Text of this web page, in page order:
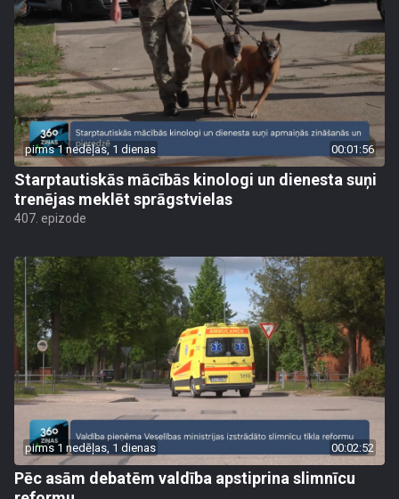
pirms 1 nedēļas, 1 dienas 00:01:56
Starptautiskās mācībās kinologi un dienesta suņi
trenējas meklēt sprāgstvielas
407. epizode
pirms 1 nedēļas, 1 dienas 00:02:52
Pēc asām debatēm valdība apstiprina slimnīcu